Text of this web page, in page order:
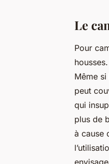
Le
Pour
Même
peut
qui
plus de
à cause